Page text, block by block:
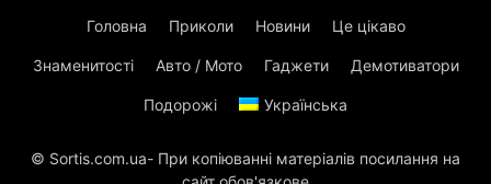
Головна Приколи Новини Це цікаво
Знаменитості Авто / Мото Гаджети Демотиватори
Подорожі Українська
© Sortis.com.ua- При копіюванні матеріалів посилання на